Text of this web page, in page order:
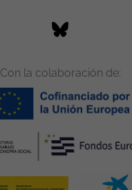
Con la colaboración de: